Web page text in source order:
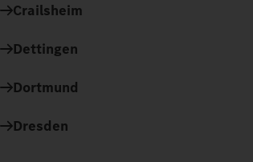
Crailsheim
Dettingen
Dortmund
Dresden